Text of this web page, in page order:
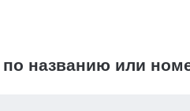
названию или